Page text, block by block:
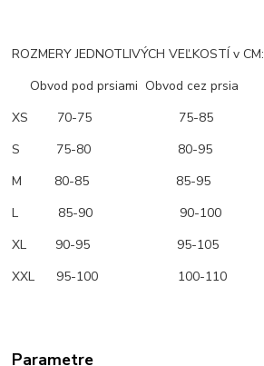
ROZMERY JEDNOTLIVÝCH VEĽKOSTÍ v CM:
Obvod pod prsiami Obvod cez prsia
XS 70-75 75-85
S 75-80 80-95
M 80-85 85-95
L 85-90 90-100
XL 90-95 95-105
XXL 95-100 100-110
Parametre